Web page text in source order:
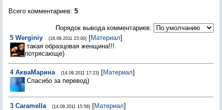
Всего комментариев: 5
Порядок вывода комментариев:
5 Werginiy (18.09.2011 23:00) [Материал]
такая образцовая женщина!!!
потрясающе)
4 АкваМарина (14.09.2011 17:23) [Материал]
Спасибо за перевод)
3 Caramella (14.09.2011 15:58) [Материал]